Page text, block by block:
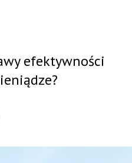
efektywności